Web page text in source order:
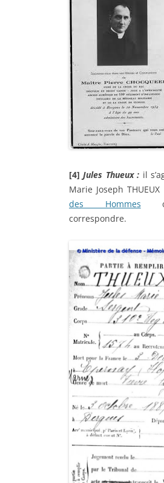
[4] Jules Thueux : il
Marie Joseph
des Hommes ci-
correspondre.